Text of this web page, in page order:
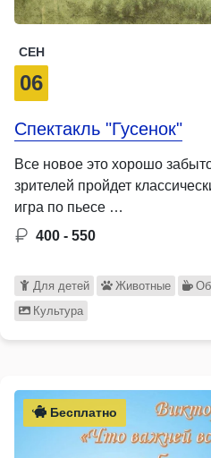
СЕН
06
Спектакль "Гусенок"
Все новое это хорошо
зрителей пройдет
игра по пьесе …
400 - 550
Для детей Животные
Культура
Бесплатно